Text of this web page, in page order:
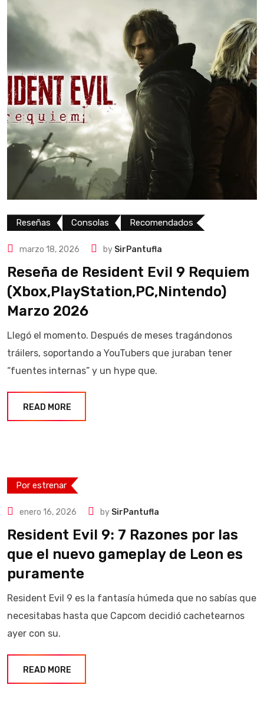
Reseñas Consolas Recomendados
marzo 18, 2026 by SirPantufla
Reseña de Resident Evil 9 Requiem
(Xbox,PlayStation,PC,Nintendo)
Marzo 2026
Llegó el momento. Después de meses tragándonos
tráilers, soportando a YouTubers que juraban tener
“fuentes internas” y un hype que.
READ MORE
Por estrenar
enero 16, 2026 by SirPantufla
Resident Evil 9: 7 Razones por las
que el nuevo gameplay de Leon es
puramente
Resident Evil 9 es la fantasía húmeda que no sabías que
necesitabas hasta que Capcom decidió cachetearnos
ayer con su.
READ MORE